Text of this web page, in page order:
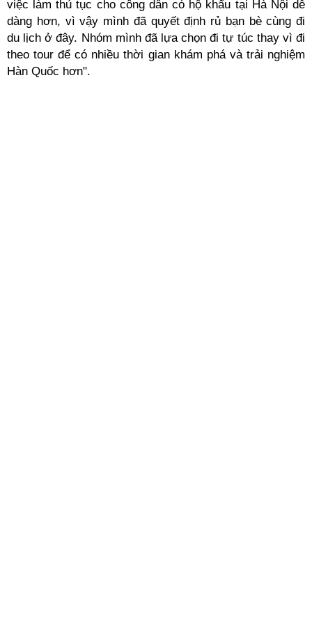
việc làm thủ tục cho công dân có hộ khẩu tại Hà Nội dễ
dàng hơn, vì vậy mình đã quyết định rủ bạn bè cùng đi
du lịch ở đây. Nhóm mình đã lựa chọn đi tự túc thay vì đi
theo tour để có nhiều thời gian khám phá và trải nghiệm
Hàn Quốc hơn".